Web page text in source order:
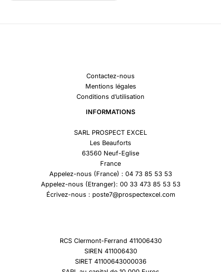
Contactez-nous
Mentions légales
Conditions d’utilisation
INFORMATIONS
SARL PROSPECT EXCEL
Les Beauforts
63560 Neuf-Eglise
France
Appelez-nous (France) : 04 73 85 53 53
Appelez-nous (Etranger): 00 33 473 85 53 53
Écrivez-nous : poste7@prospectexcel.com
RCS Clermont-Ferrand 411006430
SIREN 411006430
SIRET 41100643000036